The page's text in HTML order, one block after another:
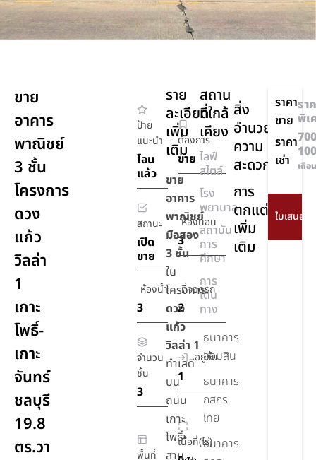
ขาย
อาคาร
พาณิชย์
3 ชั้น
โครงการ
ดวง
แก้ว
วิลล่า
1
เกาะ
โพธิ์-
เกาะ
จันทร์
ชลบุรี
19.8
ตร.วา
ป้าย
แนะนำ
โอน
แล้ว
ต้องการ
ขาย
สถานะ
เปิด
ขาย
ห้องนอน
3
ห้องน้ำ
3
ที่จอดรถ
2
จำนวน
ชั้น
3
อยู่ชั้น
1
พื้นที่
เนื้อที่(ไร่)
ราย
ละเอียด
เพิ่ม
เติม
ขาย
อาคาร
พาณิชย์
มือสอง
3 ชั้น
ใน
โครงการ
ดวง
แก้ว
วิลล่า 1
ทำเลดี
บน
ถนน
เกาะ
โพธิ์-
สาม
สถาน
ที่ใกล้
เคียง
ไลฟ์
สไตล์
โรง
พยาบาล
สถาบัน
การ
ศึกษา
การ
เดิน
ทาง
ธนาคาร
ออมสิน
ธนาคาร
กสิกร
ไทย
ธนาคาร
สิ่ง
อำนวย
ความ
สะดวก
การ
ตกแต่ง
เพิ่ม
เติม
ราคา
ขาย
รา
พิเ
ราคา
เช่า
เดือน